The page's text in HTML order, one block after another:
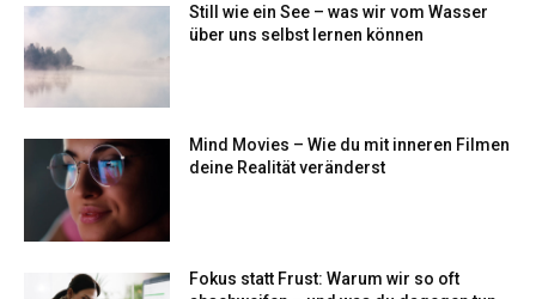
Still wie ein See – was wir vom Wasser
über uns selbst lernen können
Mind Movies – Wie du mit inneren Filmen
deine Realität veränderst
Fokus statt Frust: Warum wir so oft